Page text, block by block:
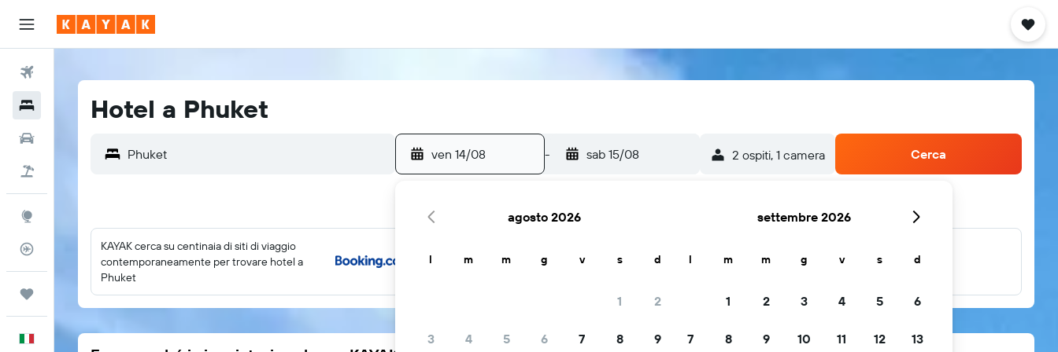
Tracker voli
Italiano
Hotel a Phuket
ven 14/08 - sab 15/08 2 ospiti, 1 camera Cerca
KAYAK cerca su centinaia di siti di viaggio
contemporaneamente per trovare hotel a
Phuket
...e altri
agosto 2026
l m m g v s d
1 2
3 4 5 6 7 8 9
settembre 2026
l m m g v s d
1 2 3 4 5 6
7 8 9 10 11 12 13